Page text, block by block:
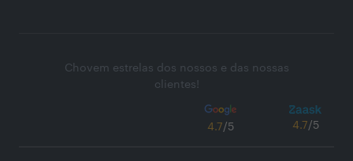
Chovem estrelas dos nossos e das nossas
clientes!
4.7/5 4.7/5